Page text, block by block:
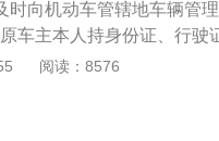
第五十四条：机动车所有
情况除外。特殊情况是：
和机动车所有人书面委托
时向机动车管辖地车辆管
车主本人持身份证、行驶
份证、行驶证，开车去车
、换发机动车登记证书。
阅读：8576